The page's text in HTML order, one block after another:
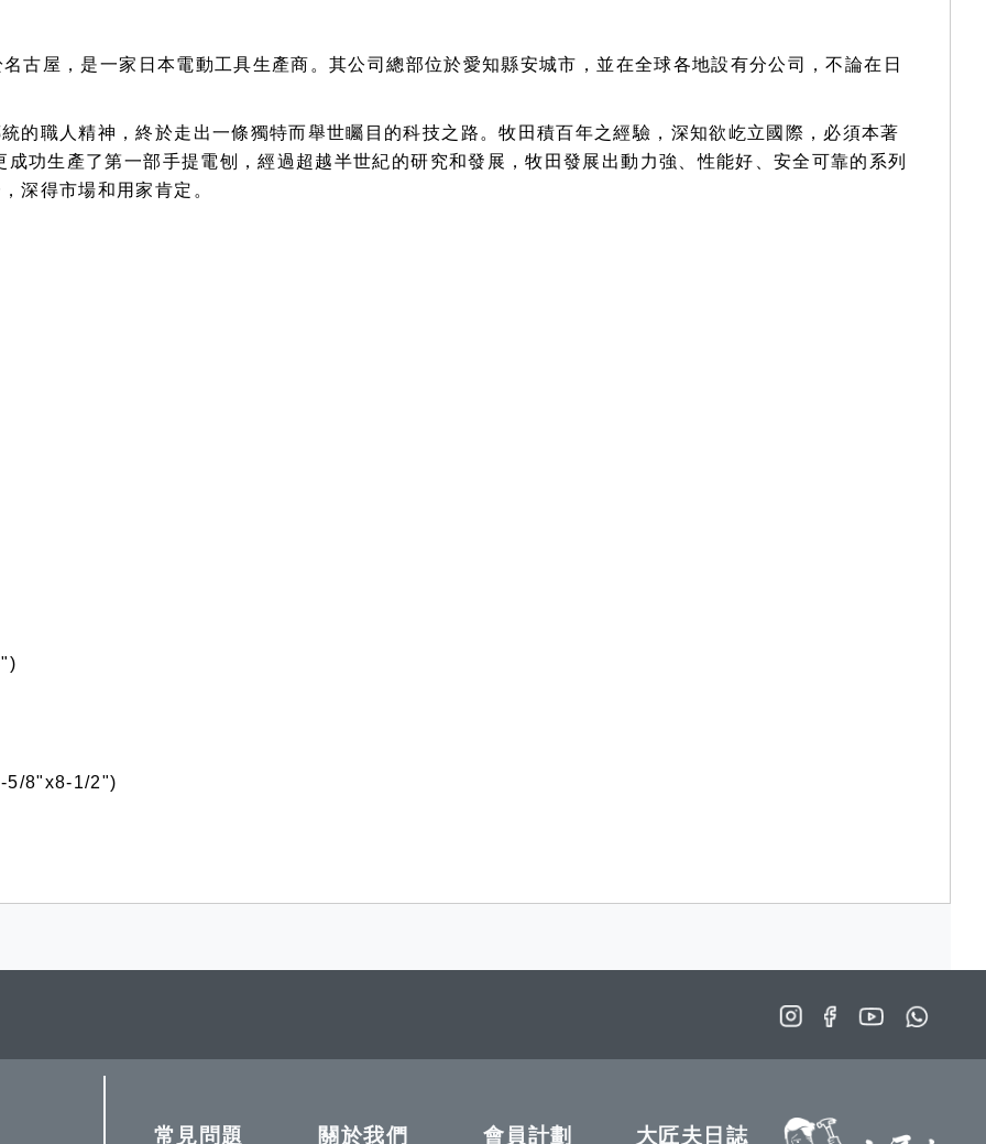
古屋，是一家日本電動工具生產商。其公司總部位於愛知縣安城市，並在全球各地設有分公司，不論在日
的職人精神，終於走出一條獨特而舉世矚目的科技之路。牧田積百年之經驗，深知欲屹立國際，必須本著
功生產了第一部手提電刨，經過超越半世紀的研究和發展，牧田發展出動力強、性能好、安全可靠的系列
深得市場和用家肯定。
5/8"x8-1/2")
常見問題 關於我們 會員計劃 大匠夫日誌